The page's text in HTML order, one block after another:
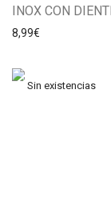
INOX CON
8,99€